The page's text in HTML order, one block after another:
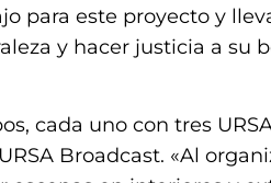
para este proyecto y
y hacer justicia a su
cada uno con tres
Broadcast. «Al